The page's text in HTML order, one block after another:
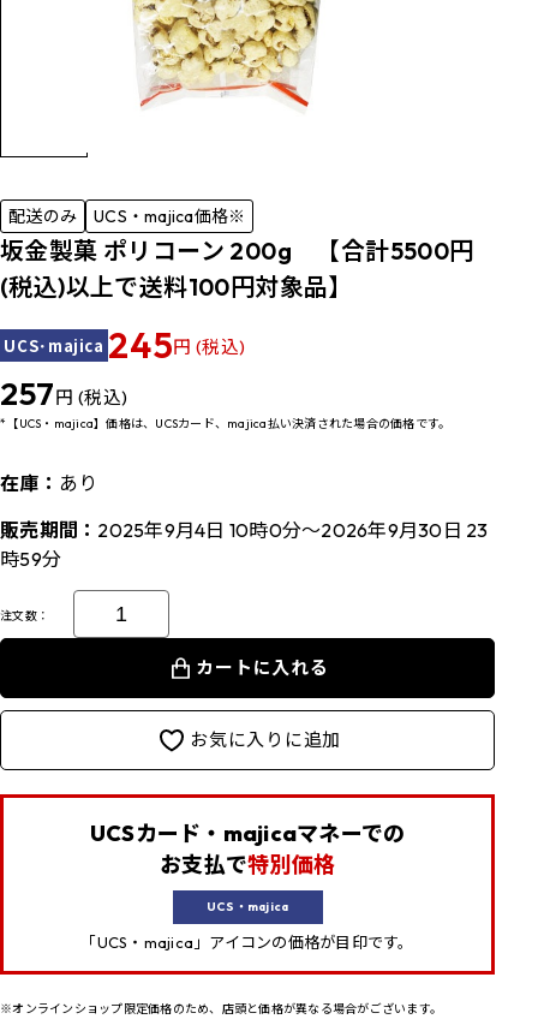
配送のみ UCS・majica価格※
坂金製菓 ポリコーン 200g 【合計5500円
(税込)以上で送料100円対象品】
UCS･majica 245円 (税込)
257円 (税込)
*【UCS・majica】価格は、UCSカード、majica払い決済された場合の価格です。
在庫： あり
販売期間： 2025年9月4日 10時0分～2026年9月30日 23
時59分
注文数：
カートに入れる
お気に入りに追加
UCSカード・majicaマネーでの
お支払で特別価格
UCS・majica
「UCS・majica」アイコンの価格が目印です。
※オンラインショップ限定価格のため、店頭と価格が異なる場合がございます。